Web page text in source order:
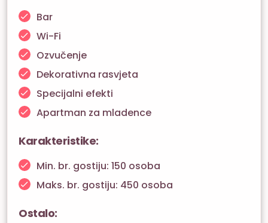
Bar
Wi-Fi
Ozvučenje
Dekorativna rasvjeta
Specijalni efekti
Apartman za mladence
Karakteristike:
Min. br. gostiju: 150 osoba
Maks. br. gostiju: 450 osoba
Ostalo: